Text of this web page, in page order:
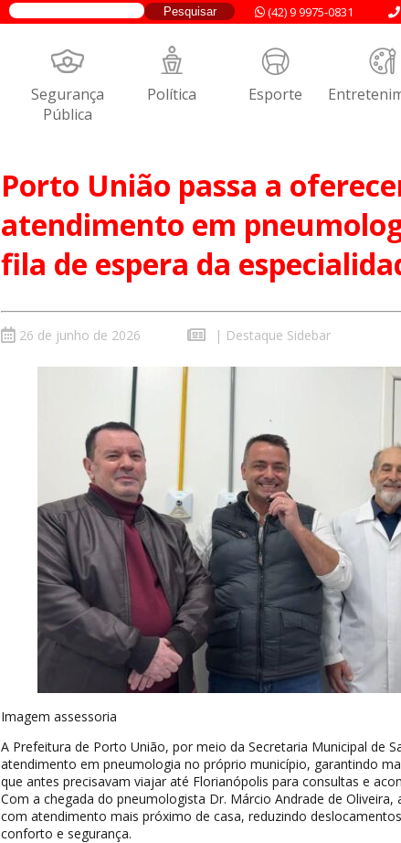
(42) 9 9975-0831
Segurança
Pública
Política Esporte
Porto União passa a
atendimento em
fila de espera da
26 de junho de 2026 | Destaque Sidebar
Imagem assessoria
A Prefeitura de Porto União, por meio da Secretaria Municipal de
atendimento em pneumologia no próprio município, garantindo
que antes precisavam viajar até Florianópolis para consultas e
Com a chegada do pneumologista Dr. Márcio Andrade de Oliveira,
com atendimento mais próximo de casa, reduzindo
conforto e segurança.